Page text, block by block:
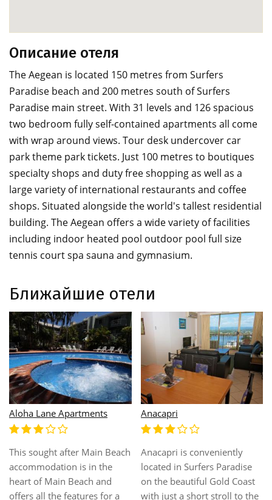
Описание отеля
The Aegean is located 150 metres from Surfers
Paradise beach and 200 metres south of Surfers
Paradise main street. With 31 levels and 126 spacious
two bedroom fully self-contained apartments all come
with wrap around views. Tour desk undercover car
park theme park tickets. Just 100 metres to boutiques
specialty shops and duty free shopping as well as a
large variety of international restaurants and coffee
shops. Situated alongside the world's tallest residential
building. The Aegean offers a wide variety of facilities
including indoor heated pool outdoor pool full size
tennis court spa sauna and gymnasium.
Ближайшие отели
Aquarius Backpackers
Perfectly located in a
beautiful area of Southport,
this property is a perfect
getaway for adventurers,
Artique Resort
Located on the doorstep
Surfers Paradise, and just
short stroll from the
Artique Resort offers